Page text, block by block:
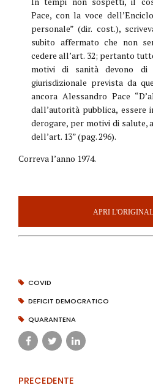
Pace, con la voce
personale” (dir. cost.),
subito affermato che non
cedere all’art. 32; pertanto
motivi di sanità devono di
giurisdizionale prevista da
ancora Alessandro Pace
dall’autorità pubblica, essere
derogare, per motivi di salute,
dell’art. 13” (pag. 296).
Correva l’anno 1974.
APRI
COVID
DEFICIT DEMOCRATICO
QUARANTENA
PRECEDENTE